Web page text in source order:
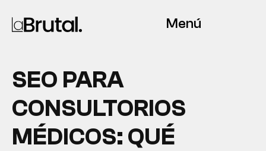
Menú
SEO PARA
CONSULTORIOS
MÉDICOS: QUÉ